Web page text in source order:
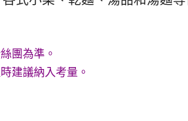
團為準。
建議納入考量。